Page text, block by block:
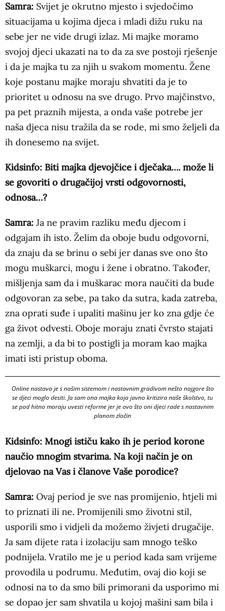
Samra: Svijet je okrutno mjesto i svjedočimo
situacijama u kojima djeca i mladi dižu ruku na
sebe jer ne vide drugi izlaz. Mi majke moramo
svojoj djeci ukazati na to da za sve postoji rješenje
i da je majka tu za njih u svakom momentu. Žene
koje postanu majke moraju shvatiti da je to
prioritet u odnosu na sve drugo. Prvo majčinstvo,
pa pet praznih mijesta, a onda vaše potrebe jer
naša djeca nisu tražila da se rode, mi smo željeli da
ih donesemo na svijet.
Kidsinfo: Biti majka djevojčice i dječaka…. može li
se govoriti o drugačijoj vrsti odgovornosti,
odnosa…?
Samra: Ja ne pravim razliku među djecom i
odgajam ih isto. Želim da oboje budu odgovorni,
da znaju da se brinu o sebi jer danas sve ono što
mogu muškarci, mogu i žene i obratno. Također,
mišljenja sam da i muškarac mora naučiti da bude
odgovoran za sebe, pa tako da sutra, kada zatreba,
zna oprati suđe i upaliti mašinu jer ko zna gdje će
ga život odvesti. Oboje moraju znati čvrsto stajati
na zemlji, a da bi to postigli ja moram kao majka
imati isti pristup oboma.
Online nastava je s našim sistemom i nastavnim gradivom nešto najgore što
se djeci moglo desiti. Ja sam ona majka koja javno kritizira naše školstvo, tu
se pod hitno moraju uvesti reforme jer je ovo što oni djeci rade s nastavnim
planom zločin
Kidsinfo: Mnogi ističu kako ih je period korone
naučio mnogim stvarima. Na koji način je on
djelovao na Vas i članove Vaše porodice?
Samra: Ovaj period je sve nas promijenio, htjeli mi
to priznati ili ne. Promijenili smo životni stil,
usporili smo i vidjeli da možemo živjeti drugačije.
Ja sam dijete rata i izolaciju sam mnogo teško
podnijela. Vratilo me je u period kada sam vrijeme
provodila u podrumu. Međutim, ovaj dio koji se
odnosi na to da smo bili primorani da usporimo mi
se dopao jer sam shvatila u kojoj mašini sam bila i